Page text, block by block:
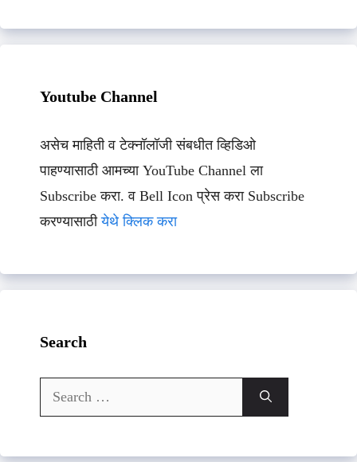
Youtube Channel
असेच माहिती व टेक्नॉलॉजी संबधीत व्हिडिओ
पाहण्यासाठी आमच्या YouTube Channel ला
Subscribe करा. व Bell Icon प्रेस करा Subscribe
करण्यासाठीयेथे क्लिक करा
Search
Search
for: